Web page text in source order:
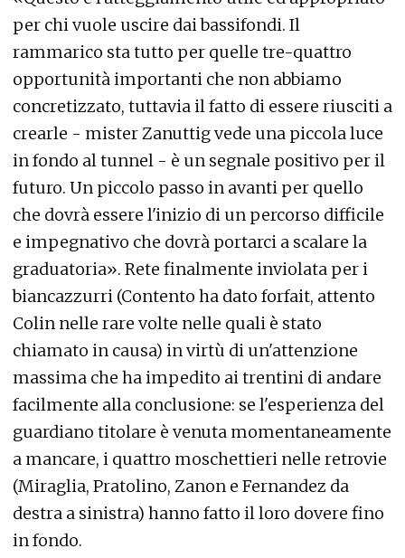
per chi vuole uscire dai bassifondi. Il
rammarico sta tutto per quelle tre-quattro
opportunità importanti che non abbiamo
concretizzato, tuttavia il fatto di essere riusciti a
crearle - mister Zanuttig vede una piccola luce
in fondo al tunnel - è un segnale positivo per il
futuro. Un piccolo passo in avanti per quello
che dovrà essere l'inizio di un percorso difficile
e impegnativo che dovrà portarci a scalare la
graduatoria». Rete finalmente inviolata per i
biancazzurri (Contento ha dato forfait, attento
Colin nelle rare volte nelle quali è stato
chiamato in causa) in virtù di un'attenzione
massima che ha impedito ai trentini di andare
facilmente alla conclusione: se l'esperienza del
guardiano titolare è venuta momentaneamente
a mancare, i quattro moschettieri nelle retrovie
(Miraglia, Pratolino, Zanon e Fernandez da
destra a sinistra) hanno fatto il loro dovere fino
in fondo.